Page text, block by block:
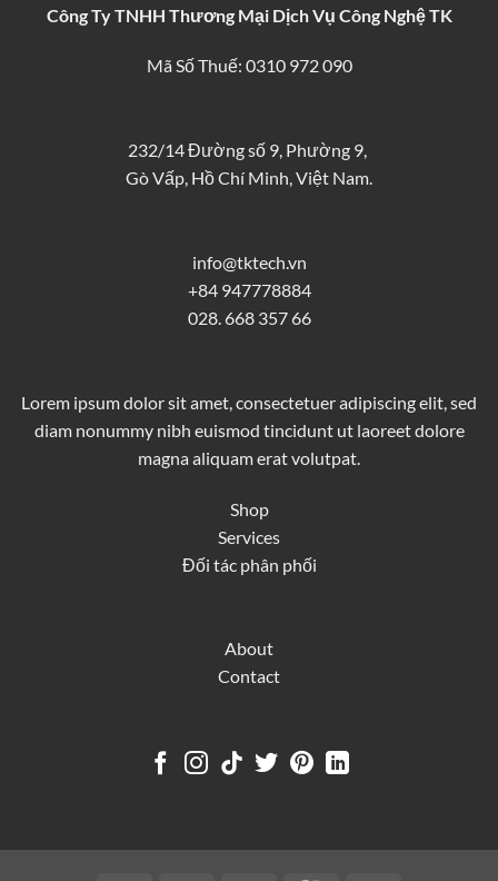
Công Ty TNHH Thương Mại Dịch Vụ Công Nghệ TK
Mã Số Thuế: 0310 972 090
232/14 Đường số 9, Phường 9,
Gò Vấp, Hồ Chí Minh, Việt Nam.
info@tktech.vn
+84 947778884
028. 668 357 66
Lorem ipsum dolor sit amet, consectetuer adipiscing elit, sed
diam nonummy nibh euismod tincidunt ut laoreet dolore
magna aliquam erat volutpat.
Shop
Services
Đối tác phân phối
About
Contact